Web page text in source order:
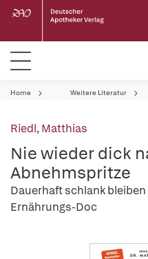
Home Weitere Literatur
Riedl, Matthias
Nie wieder dick
Abnehmspritze
Dauerhaft schlank
Ernährungs-Doc